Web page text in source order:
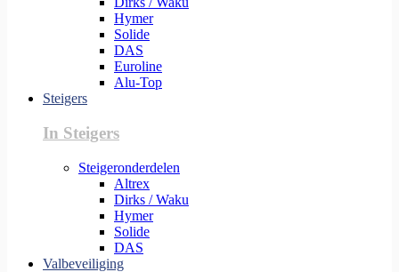
Hymer
Solide
DAS
Euroline
Alu-Top
Steigers
In Steigers
Steigeronderdelen
Altrex
Dirks / Waku
Hymer
Solide
DAS
Valbeveiliging